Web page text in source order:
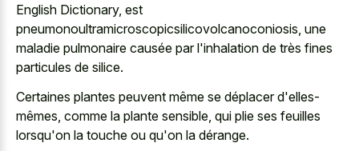
English Dictionary, est
pneumonoultramicroscopicsilicovolcanoconiosis, une
maladie pulmonaire causée par l'inhalation de très fines
particules de silice.
Certaines plantes peuvent même se déplacer d'elles-
mêmes, comme la plante sensible, qui plie ses feuilles
lorsqu'on la touche ou qu'on la dérange.